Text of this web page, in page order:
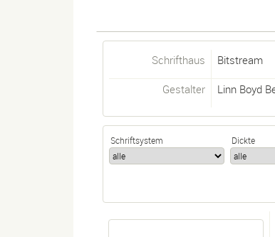
Schrifthaus Bitstream
Gestalter Linn Boyd
Schriftsystem Dickte